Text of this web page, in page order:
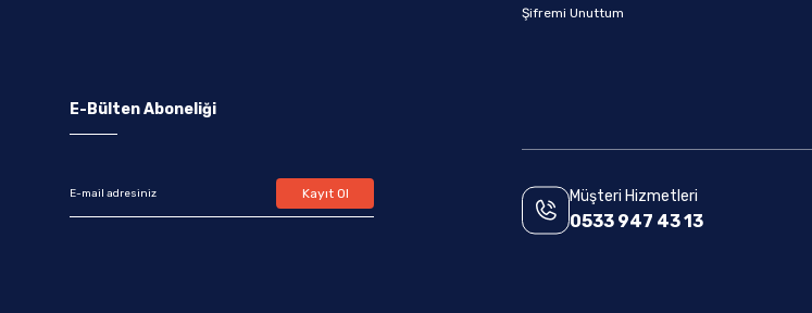
Şifremi Unuttum
E-Bülten Aboneliği
Kayıt Ol Müşteri Hizmetleri
0533 947 43 13